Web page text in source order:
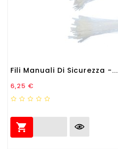
Fili Manuali Di Sicurezza -...
Prezzo
6,25 €
